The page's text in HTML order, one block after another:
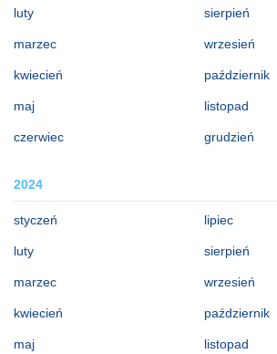
luty
marzec
kwiecień
maj
czerwiec
sierpień
wrzesień
październik
listopad
grudzień
2024
styczeń
luty
marzec
kwiecień
maj
lipiec
sierpień
wrzesień
październik
listopad